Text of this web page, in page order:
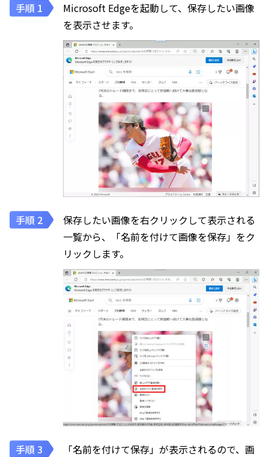
Microsoft Edgeを起動して、保存したい画像
を表示させます。
保存したい画像を右クリックして表示される
一覧から、「名前を付けて画像を保存」をク
リックします。
「名前を付けて保存」が表示されるので、画